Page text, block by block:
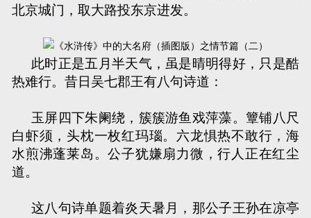
北京城门，取大路投东京进发。
此时正是五月半天气，虽是晴明得好，只是酷
热难行。昔日吴七郡王有八句诗道：
玉屏四下朱阑绕，簇簇游鱼戏萍藻。簟铺八尺
白虾须，头枕一枚红玛瑙。六龙惧热不敢行，海
水煎沸蓬莱岛。公子犹嫌扇力微，行人正在红尘
道。
这八句诗单题着炎天暑月，那公子王孙在凉亭